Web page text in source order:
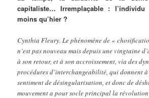
capitaliste… Irremplaçable : l’individu
moins qu’hier ?
Cynthia Fleury. Le phénomène de «
n’est pas nouveau mais depuis une vingtaine
à son retour, et à son accroissement, via des
procédures d’interchangeabilité, qui donnent
sentiment de désingularisation, et donc de
mouvement a pour socle principal la